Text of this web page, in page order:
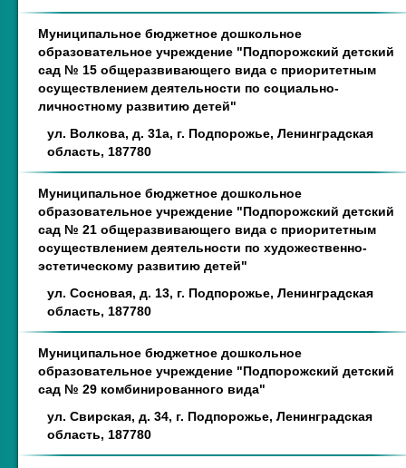
Муниципальное бюджетное дошкольное
образовательное учреждение "Подпорожский детский
сад № 15 общеразвивающего вида с приоритетным
осуществлением деятельности по социально-
личностному развитию детей"
ул. Волкова, д. 31а, г. Подпорожье, Ленинградская
область, 187780
Муниципальное бюджетное дошкольное
образовательное учреждение "Подпорожский детский
сад № 21 общеразвивающего вида с приоритетным
осуществлением деятельности по художественно-
эстетическому развитию детей"
ул. Сосновая, д. 13, г. Подпорожье, Ленинградская
область, 187780
Муниципальное бюджетное дошкольное
образовательное учреждение "Подпорожский детский
сад № 29 комбинированного вида"
ул. Свирская, д. 34, г. Подпорожье, Ленинградская
область, 187780